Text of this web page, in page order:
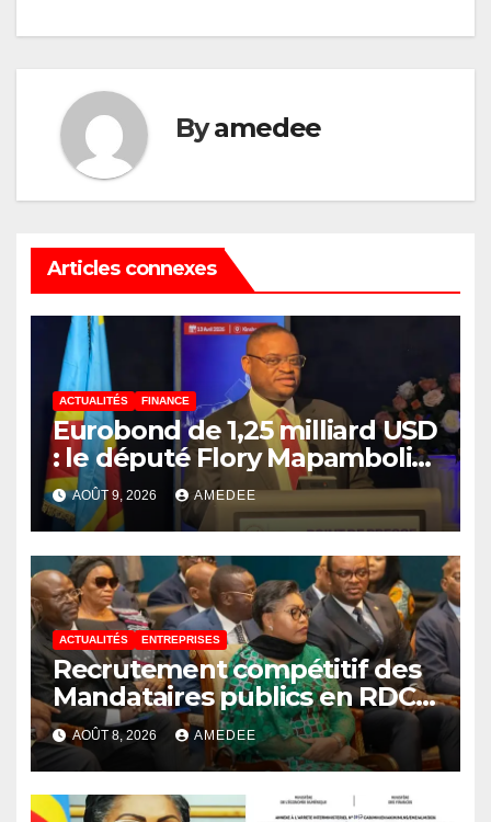
Byamedee
Articles connexes
ACTUALITÉS FINANCE
Eurobond de 1,25 milliard USD
: le député Flory Mapamboli
relève 4 paradoxes sur cet
endettement du
Gouvernement
AOÛT 9, 2026 AMEDEE
ACTUALITÉS ENTREPRISES
Recrutement compétitif des
Mandataires publics en RDC :
la fausse révolution de la
transparence
AOÛT 8, 2026 AMEDEE